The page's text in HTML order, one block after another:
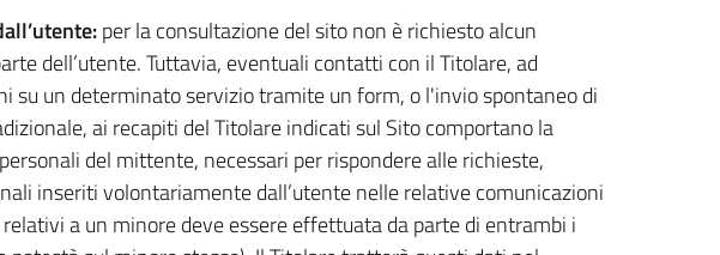
per la consultazione del sito non è richiesto alcun
dell’utente. Tuttavia, eventuali contatti con il Titolare, ad
su un determinato servizio tramite un form, o l'invio spontaneo di
ai recapiti del Titolare indicati sul Sito comportano la
del mittente, necessari per rispondere alle richieste,
inseriti volontariamente dall’utente nelle relative comunicazioni
a un minore deve essere effettuata da parte di entrambi i